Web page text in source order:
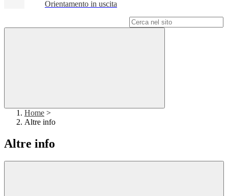
Orientamento in uscita
Home >
Altre info
Altre info